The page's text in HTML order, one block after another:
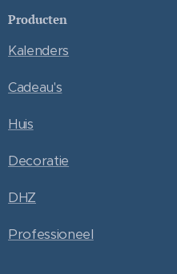
Producten
Kalenders
Cadeau's
Huis
Decoratie
DHZ
Professioneel